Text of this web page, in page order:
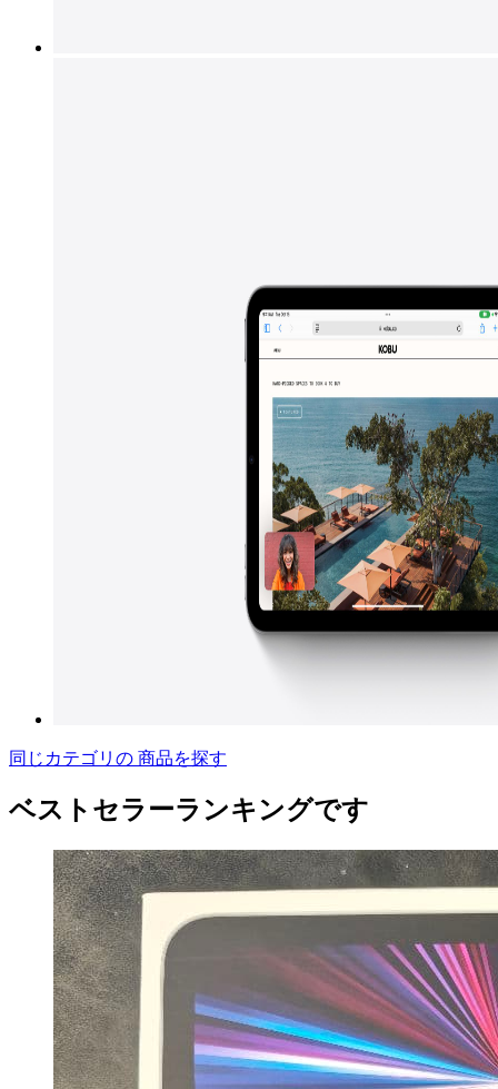
同じカテゴリの 商品を探す
ベストセラーランキングです